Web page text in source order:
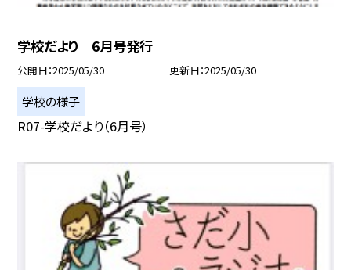
学校だより 6月号発行
公開日 2025/05/30 更新日 2025/05/30
学校の様子
R07-学校だより（6月号）